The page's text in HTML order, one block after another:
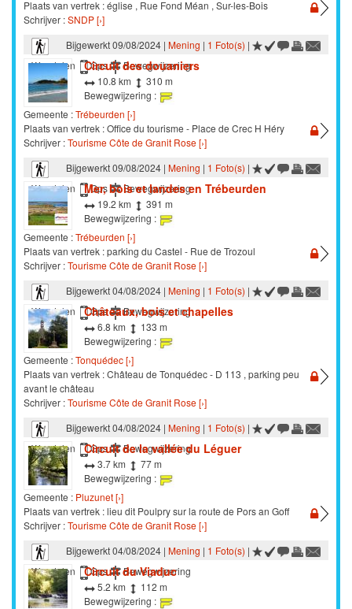
Plaats van vertrek : église , Rue Fond Méan , Sur-les-Bois
Schrijver :SNDP [›]
Bijgewerkt 09/08/2024 | Mening | 1 Foto(s) |
Wandelen
Gps Bewegwijzering
Circuit des douaniers
10.8 km
310 m
Bewegwijzering :
Gemeente :Trébeurden [›]
Plaats van vertrek : Office du tourisme - Place de Crec H Héry
Schrijver :Tourisme Côte de Granit Rose [›]
Bijgewerkt 09/08/2024 | Mening | 1 Foto(s) |
Wandelen
Gps Bewegwijzering
Mer, bois et landes en Trébeurden
19.2 km
391 m
Bewegwijzering :
Gemeente :Trébeurden [›]
Plaats van vertrek : parking du Castel - Rue de Trozoul
Schrijver :Tourisme Côte de Granit Rose [›]
Bijgewerkt 04/08/2024 | Mening | 1 Foto(s) |
Wandelen
Gps Bewegwijzering
Châteaux, bois et chapelles
6.8 km
133 m
Bewegwijzering :
Gemeente :Tonquédec [›]
Plaats van vertrek : Château de Tonquédec - D 113 , parking peu
avant le château
Schrijver :Tourisme Côte de Granit Rose [›]
Bijgewerkt 04/08/2024 | Mening | 1 Foto(s) |
Wandelen
Gps Bewegwijzering
Circuit de la vallée du Léguer
3.7 km
77 m
Bewegwijzering :
Gemeente : Pluzunet [›]
Plaats van vertrek : lieu dit Poulpry sur la route de Pors an Goff
Schrijver :Tourisme Côte de Granit Rose [›]
Bijgewerkt 04/08/2024 | Mening | 1 Foto(s) |
Wandelen
Gps Bewegwijzering
Circuit du Viaduc
5.2 km
112 m
Bewegwijzering :